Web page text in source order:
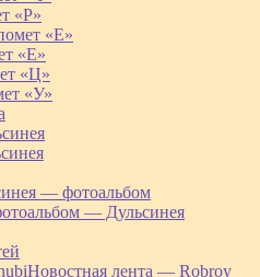
«Р»
«Е»
«Е»
«Ц»
«У»
— фотоальбом
— Дульсинея
Новостная лента — Robroy